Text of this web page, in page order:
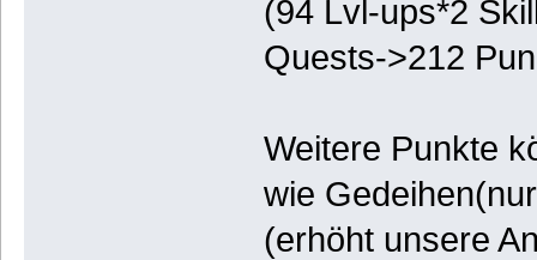
(94 Lvl-ups*2
Quests->212
Weitere Punkte
wie
(erhöht unsere